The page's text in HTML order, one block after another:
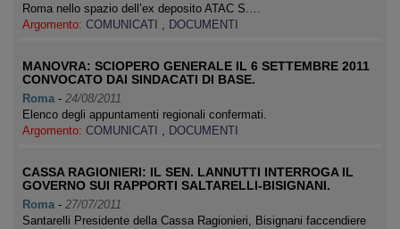
Roma nello spazio dell’ex deposito ATAC S.…
Argomento: COMUNICATI , DOCUMENTI
MANOVRA: SCIOPERO GENERALE IL 6 SETTEMBRE 2011
CONVOCATO DAI SINDACATI DI BASE.
Roma - 24/08/2011
Elenco degli appuntamenti regionali confermati.
Argomento: COMUNICATI , DOCUMENTI
CASSA RAGIONIERI: IL SEN. LANNUTTI INTERROGA IL
GOVERNO SUI RAPPORTI SALTARELLI-BISIGNANI.
Roma - 27/07/2011
Santarelli Presidente della Cassa Ragionieri, Bisignani faccendiere